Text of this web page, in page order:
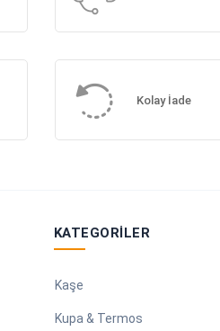
Kolay İade
KATEGORILER
Kaşe
Kupa & Termos